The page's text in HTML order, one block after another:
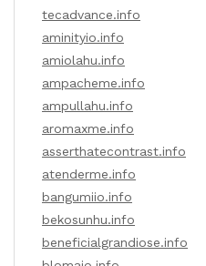
tecadvance.info
aminityio.info
amiolahu.info
ampacheme.info
ampullahu.info
aromaxme.info
asserthatecontrast.info
atenderme.info
bangumiio.info
bekosunhu.info
beneficialgrandiose.info